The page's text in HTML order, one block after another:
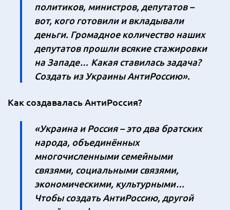
политиков, министров, депутатов –
вот, кого готовили и вкладывали
деньги. Громадное количество наших
депутатов прошли всякие стажировки
на Западе… Какая ставилась задача?
Создать из Украины АнтиРоссию».
Как создавалась АнтиРоссия?
«Украина и Россия – это два братских
народа, объединённых
многочисленными семейными
связями, социальными связями,
экономическими, культурными…
Чтобы создать АнтиРоссию, другой